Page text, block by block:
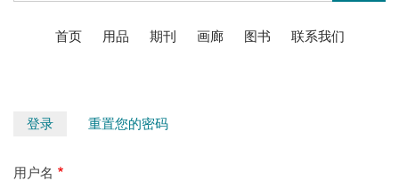
navigation
首页 用品 期刊 画廊 图书 联系我们
登录
标
重置您的密码
用户名